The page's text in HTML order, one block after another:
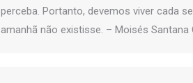
perceba. Portanto, devemos viver cada
amanhã não existisse. – Moisés Santana